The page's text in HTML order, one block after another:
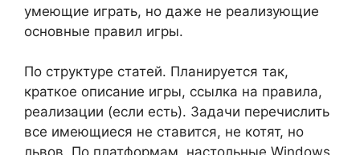
умеющие играть, но даже не реализующие
основные правил игры.
По структуре статей. Планируется так,
краткое описание игры, ссылка на правила,
реализации (если есть). Задачи перечислить
все имеющиеся не ставится, не котят, но
львов. По платформам, настольные Windows,